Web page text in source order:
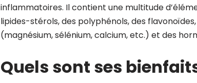
inflammatoires. Il contient une multitude
lipides-stérols, des polyphénols, des
(magnésium, sélénium, calcium, etc.) et des
Quels sont ses